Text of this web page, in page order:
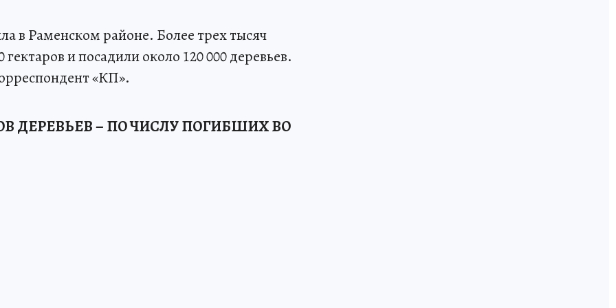
в Раменском районе. Более трех тысяч
и посадили около 120 000 деревьев.
«КП».
ДЕРЕВЬЕВ – ПО ЧИСЛУ ПОГИБШИХ ВО